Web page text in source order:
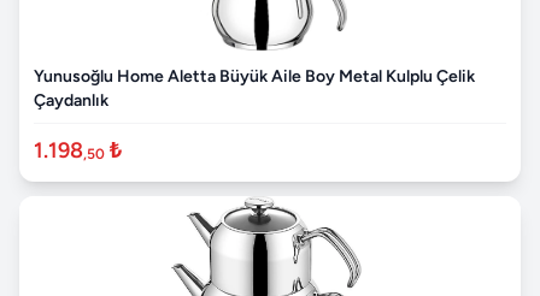
Yunusoğlu Home Aletta Büyük Aile Boy Metal Kulplu Çelik
Çaydanlık
1.198,50 ₺